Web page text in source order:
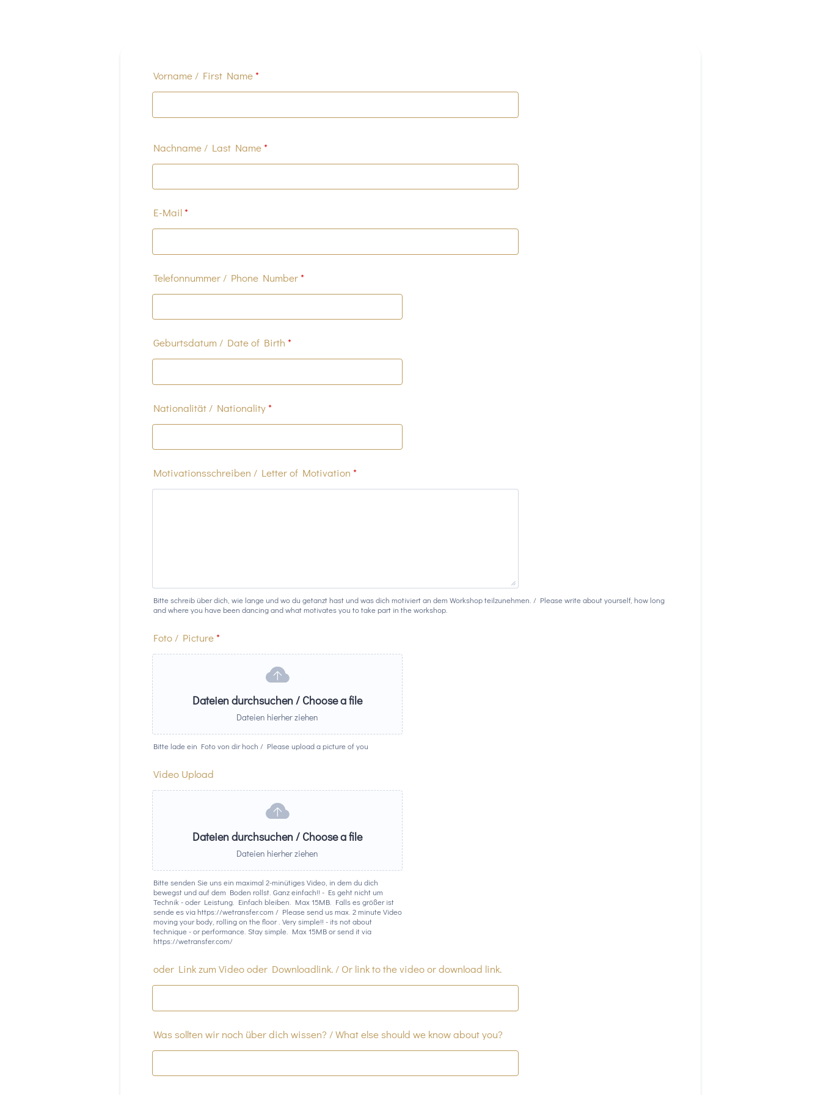
Vorname / First Name*
Nachname / Last Name*
E-Mail*
Telefonnummer / Phone Number*
Geburtsdatum / Date of Birth *
Nationalität / Nationality*
Motivationsschreiben / Letter of Motivation *
Bitte schreib über dich, wie lange und wo du getanzt hast und was dich motiviert an dem Workshop teilzunehmen. / Please write about yourself, how long
and where you have been dancing and what motivates you to take part in the workshop.
Foto / Picture*
Dateien durchsuchen / Choose a file
Dateien hierher ziehen
Bitte lade ein Foto von dir hoch / Please upload a picture of you
Video Upload
Dateien durchsuchen / Choose a file
Dateien hierher ziehen
Bitte senden Sie uns ein maximal 2-minütiges Video, in dem du dich
bewegst und auf dem Boden rollst. Ganz einfach!! - Es geht nicht um
Technik - oder Leistung. Einfach bleiben. Max 15MB. Falls es größer ist
sende es via https://wetransfer.com / Please send us max. 2 minute Video
moving your body, rolling on the floor . Very simple!! - its not about
technique - or performance. Stay simple. Max 15MB or send it via
https://wetransfer.com/
oder Link zum Video oder Downloadlink. / Or link to the video or download link.
Was sollten wir noch über dich wissen? / What else should we know about you?